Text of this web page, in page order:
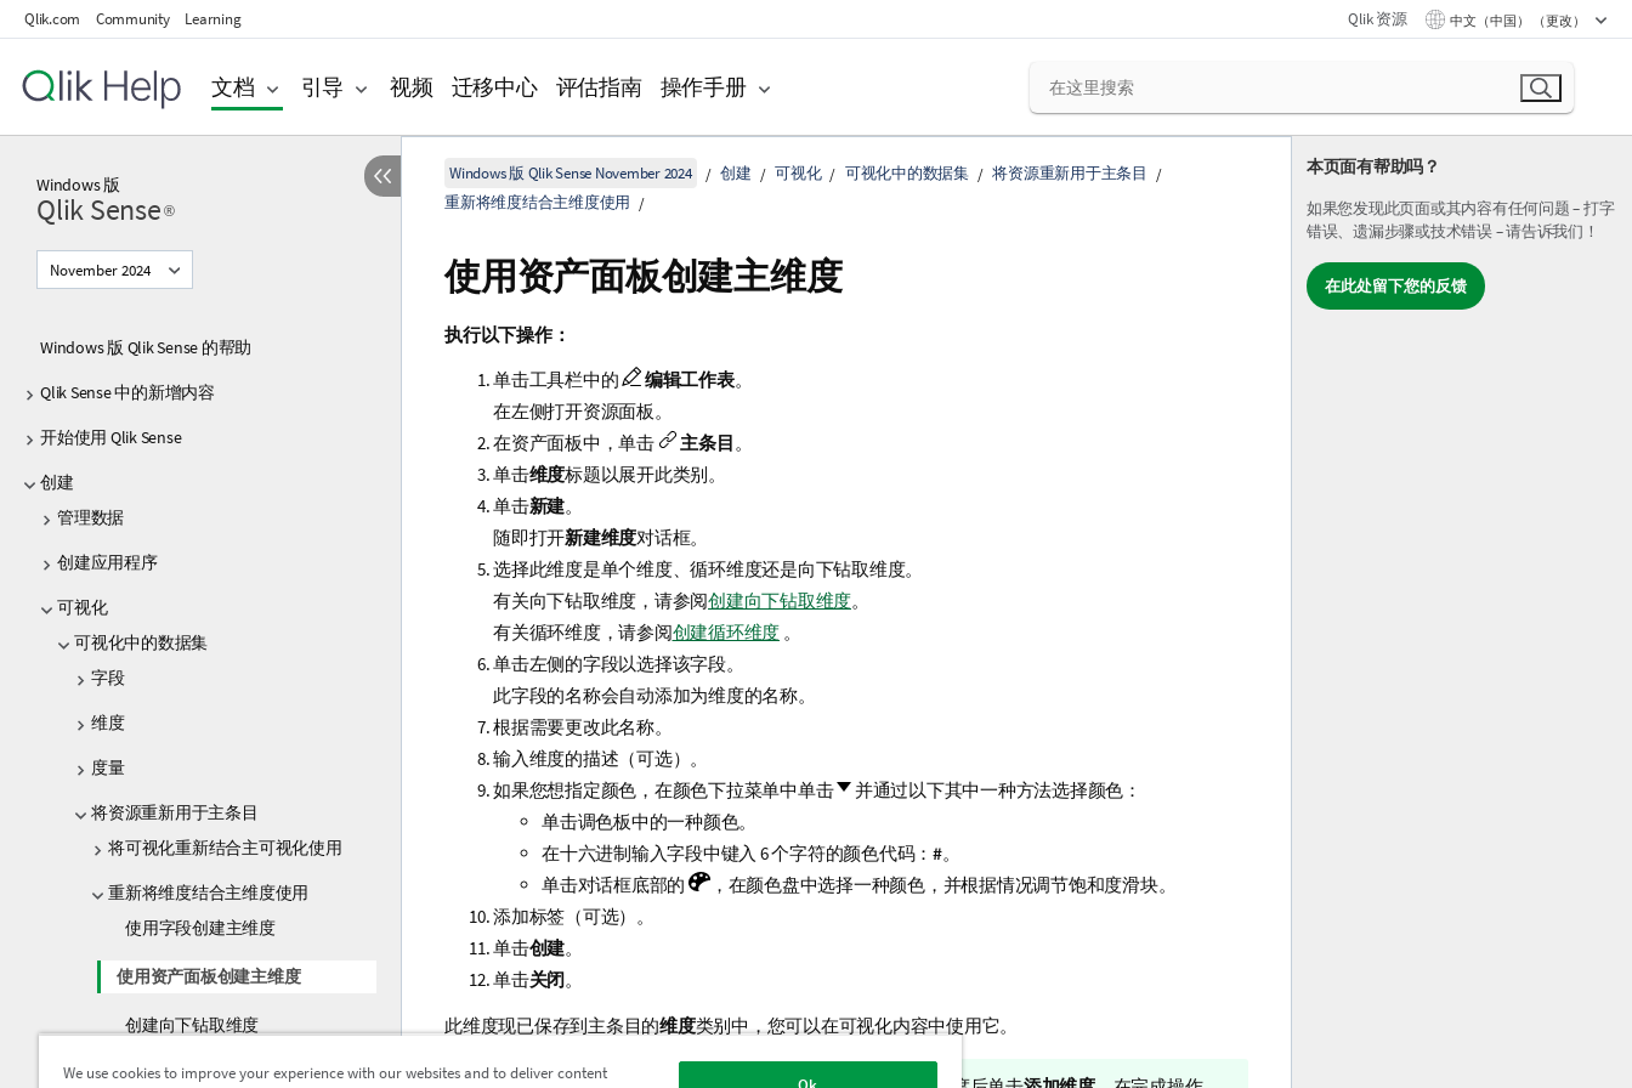
Qlik.com Community Learning Qlik 资源 中文（中国） （更改）
文档 引导 视频 迁移中心 评估指南 操作手册
Windows版
Qlik Sense ®
November 2024
Windows 版 Qlik Sense 的帮助
Qlik Sense 中的新增内容
开始使用 Qlik Sense
创建
管理数据
创建应用程序
可视化
可视化中的数据集
字段
维度
度量
将资源重新用于主条目
将可视化重新结合主可视化使用
重新将维度结合主维度使用
使用字段创建主维度
使用资产面板创建主维度
创建向下钻取维度
创建循环维度
本页面有帮助吗？
如果您发现此页面或其内容有任何问题 – 打字
错误、遗漏步骤或技术错误 – 请告诉我们！
在此处留下您的反馈
Windows 版 Qlik Sense November 2024 创建 可视化 可视化中的数据集
将资源重新用于主条目
重新将维度结合主维度使用
使用资产面板创建主维度
执行以下操作：
单击工具栏中的
编辑工作表。
在左侧打开资源面板。
在资产面板中，单击
主条目。
单击维度标题以展开此类别。
单击新建。
随即打开新建维度对话框。
选择此维度是单个维度、循环维度还是向下钻取维度。
有关向下钻取维度，请参阅创建向下钻取维度。
有关循环维度，请参阅创建循环维度 。
单击左侧的字段以选择该字段。
此字段的名称会自动添加为维度的名称。
根据需要更改此名称。
输入维度的描述（可选）。
如果您想指定颜色，在颜色下拉菜单中单击
并通过以下其中一种方法选择颜色：
单击调色板中的一种颜色。
在十六进制输入字段中键入 6 个字符的颜色代码： #。
单击对话框底部的
，在颜色盘中选择一种颜色，并根据情况调节饱和度滑块。
添加标签（可选）。
单击创建。
单击关闭。
此维度现已保存到主条目的维度类别中，您可以在可视化内容中使用它。
We use cookies to improve your experience with our websites and to deliver content